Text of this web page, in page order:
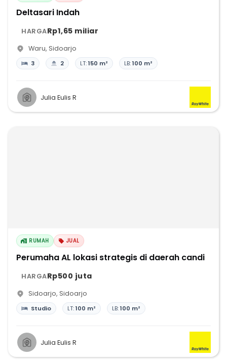
Deltasari Indah
HARGARp1,65 miliar
Waru, Sidoarjo
3 2 LT:150 m² LB:100 m²
Julia Eulis R
RUMAH JUAL
Perumaha AL lokasi strategis di daerah candi
HARGARp500 juta
Sidoarjo, Sidoarjo
Studio LT:100 m² LB:100 m²
Julia Eulis R